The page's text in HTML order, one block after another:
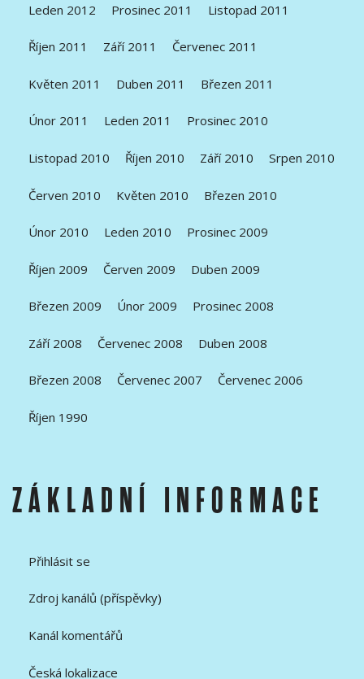
Leden 2012 Prosinec 2011 Listopad 2011
Říjen 2011 Září 2011 Červenec 2011
Květen 2011 Duben 2011 Březen 2011
Únor 2011 Leden 2011 Prosinec 2010
Listopad 2010 Říjen 2010 Září 2010 Srpen 2010
Červen 2010 Květen 2010 Březen 2010
Únor 2010 Leden 2010 Prosinec 2009
Říjen 2009 Červen 2009 Duben 2009
Březen 2009 Únor 2009 Prosinec 2008
Září 2008 Červenec 2008 Duben 2008
Březen 2008 Červenec 2007 Červenec 2006
Říjen 1990
ZÁKLADNÍ INFORMACE
Přihlásit se
Zdroj kanálů (příspěvky)
Kanál komentářů
Česká lokalizace